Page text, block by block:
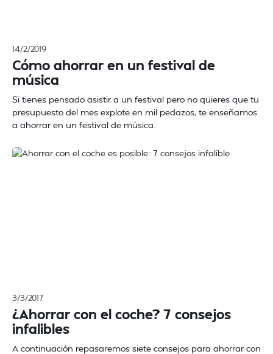
14/2/2019
Cómo ahorrar en un festival de
música
Si tienes pensado asistir a un festival pero no quieres que tu
presupuesto del mes explote en mil pedazos, te enseñamos
a ahorrar en un festival de música.
3/3/2017
¿Ahorrar con el coche? 7 consejos
infalibles
A continuación repasaremos siete consejos para ahorrar con